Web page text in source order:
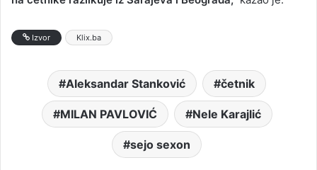
Izvor Klix.ba
Aleksandar Stanković četnik
MILAN PAVLOVIĆ Nele Karajlić
sejo sexon